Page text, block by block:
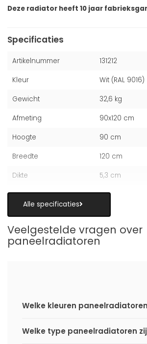
Deze radiator heeft 10 jaar
Specificaties
Artikelnummer 131212
Kleur Wit (RAL 9016)
Gewicht 32,6 kg
Afmeting 90x120 cm
Hoogte 90 cm
Breedte 120 cm
Dikte 5,3 cm
Alle specificaties
Veelgestelde vragen over
paneelradiatoren
Welke kleuren
Welke type paneelradiatoren